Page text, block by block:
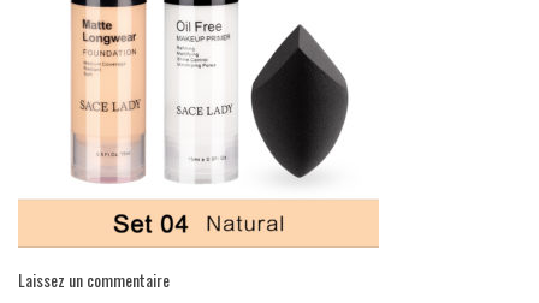
Laissez un commentaire